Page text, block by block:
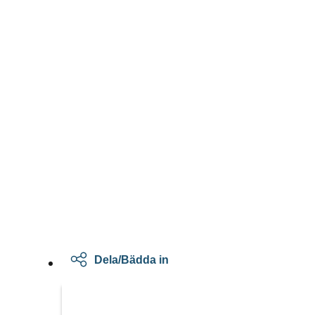
Dela/Bädda in